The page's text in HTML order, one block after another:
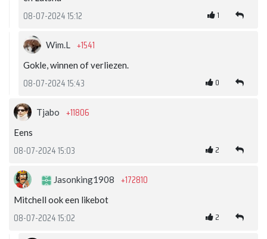
08-07-2024 15:12 1
Wim.L +1541
Gokle, winnen of verliezen.
08-07-2024 15:43 0
Tjabo +11806
Eens
08-07-2024 15:03 2
Jasonking1908 +172810
Mitchell ook een likebot
08-07-2024 15:02 2